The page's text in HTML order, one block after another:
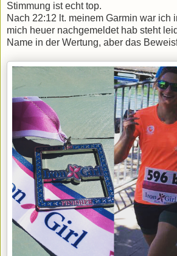
Stimmung ist echt top.
Nach 22:12 lt. meinem Garmin war ich
mich heuer nachgemeldet hab steht
Name in der Wertung, aber das